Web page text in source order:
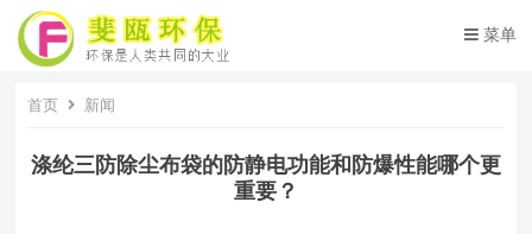
菜单
首页 新闻
涤纶三防除尘布袋的防静电功能和防爆性能哪个更
重要？